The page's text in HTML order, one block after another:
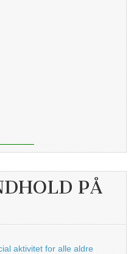
PÅ
aktivitet for alle aldre